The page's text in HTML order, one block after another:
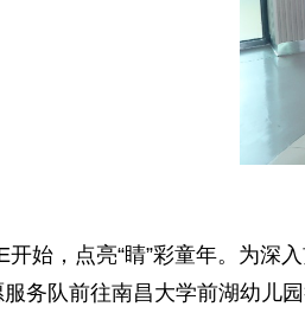
开始，点亮“睛”彩童年。为深
务队前往南昌大学前湖幼儿